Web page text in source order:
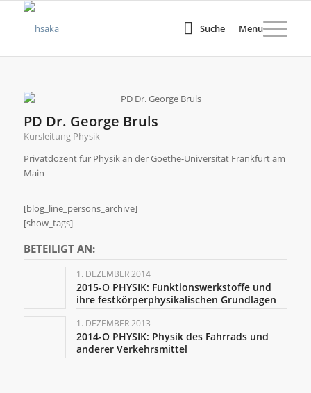
Suche Menü
PD Dr. George Bruls
Kursleitung Physik
Privatdozent für Physik an der Goethe-Universität Frankfurt am
Main
[blog_line_persons_archive]
[show_tags]
BETEILIGT AN:
1. DEZEMBER 2014
2015-O PHYSIK: Funktionswerkstoffe und
ihre festkörperphysikalischen Grundlagen
1. DEZEMBER 2013
2014-O PHYSIK: Physik des Fahrrads und
anderer Verkehrsmittel